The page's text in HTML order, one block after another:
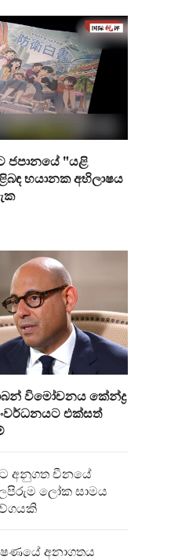
ජපානයේ "යළි
භයානක අභිලාෂය
විමෝචනය කේන්ද්‍ර
එක්සත්
අනුගත චීනයේ
ලෝක සාමය
අනාගතය